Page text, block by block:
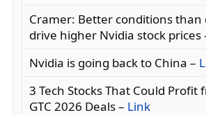
Cramer: Better conditions than
drive higher Nvidia stock prices
Nvidia is going back to China –
3 Tech Stocks That Could Profit
GTC 2026 Deals – Link